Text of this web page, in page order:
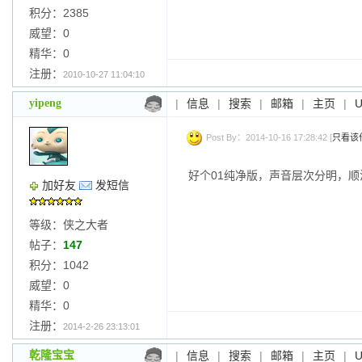
积分：2385
威望：0
精华：0
注册：
2010-10-27 11:04:10
yipeng | 信息 | 搜索 | 邮箱 | 主页 |
加好友 发短信
等级：侠之大者
帖子： 147
积分：1042
威望：0
精华：0
注册：
2014-2-26 23:13:01
Post By：2014-10-16 17:28:42 [只看该
好个01纯净版，声音层次分明，
乾隆宝宝 | 信息 | 搜索 | 邮箱 | 主页 |